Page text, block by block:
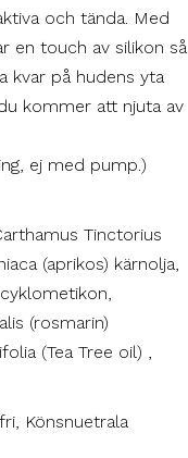
och tända. Med
en touch av silikon så
kvar på hudens yta
kommer att njuta av
ej med pump.)
Tinctorius
(aprikos) kärnolja,
(rosmarin)
(Tea Tree oil) ,
Könsnuetrala